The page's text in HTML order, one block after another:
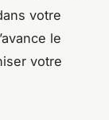
votre
le
votre